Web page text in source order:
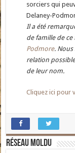
sorciers qui
Delaney-
Il a été
de famille de
Podmore.
relation
de leur nom.
Cliquez ici pour
Réseau moldu